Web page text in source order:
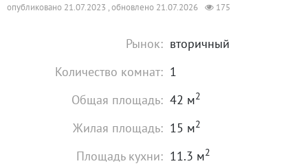
опубликовано 21.07.2023 , обновлено 21.07.2026 175
Рынок: вторичный
Количество комнат: 1
Общая площадь: 42 м2
Жилая площадь: 15 м2
Площадь кухни: 11.3 м2